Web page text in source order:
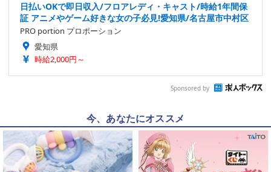
日払いOKで即日収入/フロアレディ・キャスト/時給1年間保
証 アニメやゲーム好きな女の子必見!愛知県/名古屋市中村区
PRO portion プロポーション
愛知県
時給2,000円～
Sponsored by
今、あなたにオススメ